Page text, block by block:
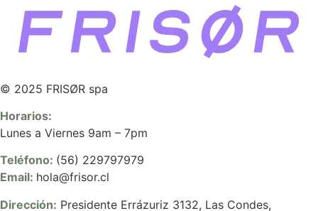
© 2025 FRISØR spa
Horarios:
Lunes a Viernes 9am – 7pm
Teléfono: (56) 229797979
Email: hola@frisor.cl
Dirección: Presidente Errázuriz 3132, Las Condes,